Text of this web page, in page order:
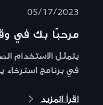
05/17/2023
مرحبًا بك في
في برنامج استرخاء
اقرأ المزيد